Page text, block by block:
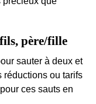
père/fille
sauter à deux et
réductions ou tarifs
ces sauts en